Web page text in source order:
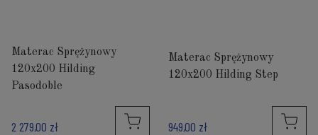
Materac Sprężynowy
120x200 Hilding
Pasodoble
2 279,00 zł
Materac Sprężynowy
120x200 Hilding Step
949,00 zł